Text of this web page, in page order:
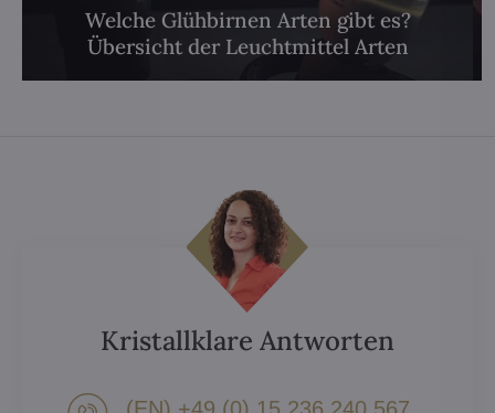
Welche Glühbirnen Arten gibt es?
Übersicht der Leuchtmittel Arten
Kristallklare Antworten